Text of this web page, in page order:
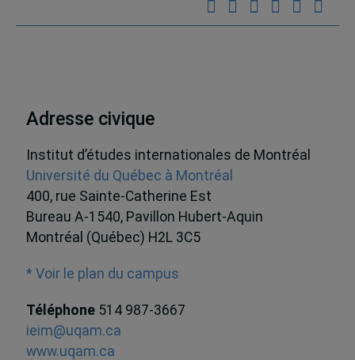
Adresse civique
Institut d’études internationales de Montréal
Université du Québec à Montréal
400, rue Sainte-Catherine Est
Bureau A-1540, Pavillon Hubert-Aquin
Montréal (Québec) H2L 3C5
* Voir le plan du campus
Téléphone 514 987-3667
ieim@uqam.ca
www.uqam.ca